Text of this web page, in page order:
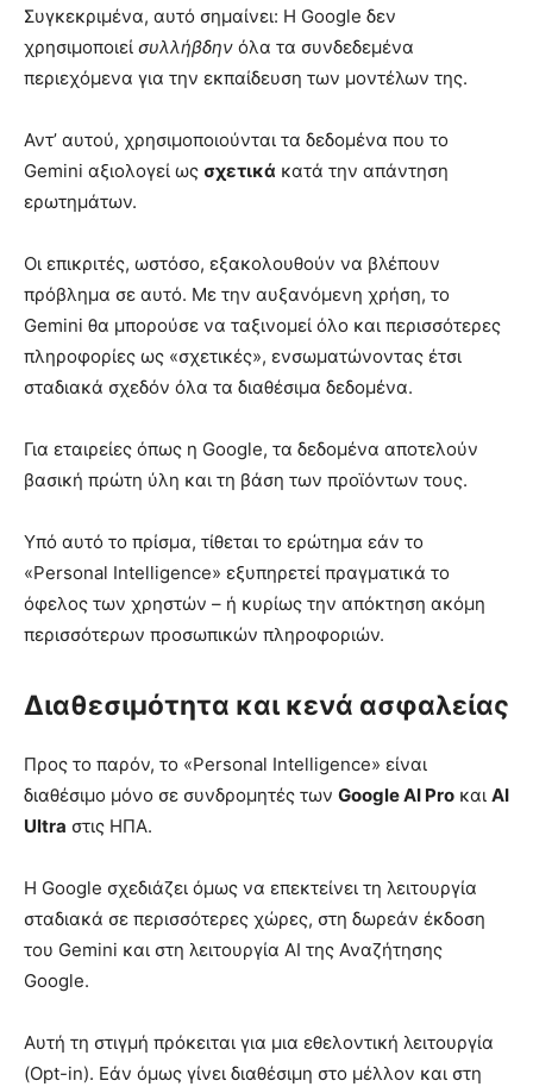
Συγκεκριμένα, αυτό σημαίνει: Η Google δεν
χρησιμοποιεί συλλήβδην όλα τα συνδεδεμένα
περιεχόμενα για την εκπαίδευση των μοντέλων της.
Αντ’ αυτού, χρησιμοποιούνται τα δεδομένα που το
Gemini αξιολογεί ως σχετικά κατά την απάντηση
ερωτημάτων.
Οι επικριτές, ωστόσο, εξακολουθούν να βλέπουν
πρόβλημα σε αυτό. Με την αυξανόμενη χρήση, το
Gemini θα μπορούσε να ταξινομεί όλο και περισσότερες
πληροφορίες ως «σχετικές», ενσωματώνοντας έτσι
σταδιακά σχεδόν όλα τα διαθέσιμα δεδομένα.
Για εταιρείες όπως η Google, τα δεδομένα αποτελούν
βασική πρώτη ύλη και τη βάση των προϊόντων τους.
Υπό αυτό το πρίσμα, τίθεται το ερώτημα εάν το
«Personal Intelligence» εξυπηρετεί πραγματικά το
όφελος των χρηστών – ή κυρίως την απόκτηση ακόμη
περισσότερων προσωπικών πληροφοριών.
Διαθεσιμότητα και κενά ασφαλείας
Προς το παρόν, το «Personal Intelligence» είναι
διαθέσιμο μόνο σε συνδρομητές των Google AI Pro και AI
Ultra στις ΗΠΑ.
Η Google σχεδιάζει όμως να επεκτείνει τη λειτουργία
σταδιακά σε περισσότερες χώρες, στη δωρεάν έκδοση
του Gemini και στη λειτουργία AI της Αναζήτησης
Google.
Αυτή τη στιγμή πρόκειται για μια εθελοντική λειτουργία
(Opt-in). Εάν όμως γίνει διαθέσιμη στο μέλλον και στη